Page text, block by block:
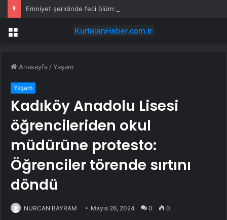
Menü
Anasayfa /Yaşam
Yaşam
Kadıköy Anadolu Lisesi
öğrencileriden okul
müdürüne protesto:
Öğrenciler törende sırtını
döndü
NURCAN BAYRAM Mayıs 26, 2024 0 0